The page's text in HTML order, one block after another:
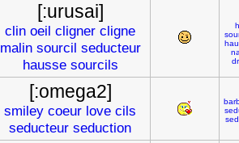
[:urusai]
clin oeil cligner cligne
malin sourcil seducteur
hausse sourcils
[:omega2]
smiley coeur love cils
seducteur seduction